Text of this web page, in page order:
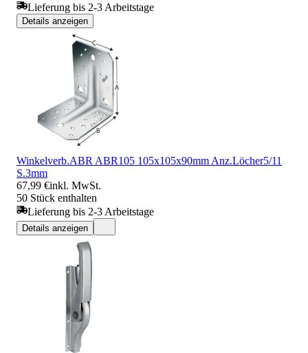
Lieferung bis 2-3 Arbeitstage
Details anzeigen
Winkelverb.ABR ABR105 105x105x90mm Anz.Löcher5/11
S.3mm
67,99 €inkl. MwSt.
50 Stück enthalten
Lieferung bis 2-3 Arbeitstage
Details anzeigen